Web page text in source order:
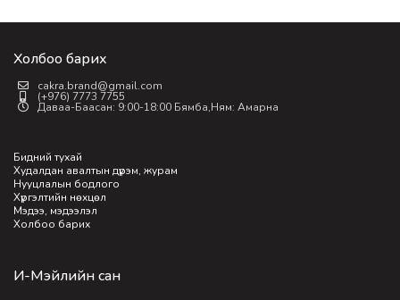
Холбоо барих
cakra.brand@gmail.com
(+976) 7773 7755
Даваа-Баасан: 9:00-18:00 Бямба,Ням: Амарна
Бидний тухай
Худалдан авалтын дүрэм, журам
Нууцлалын бодлого
Хүргэлтийн нөхцөл
Мэдээ, мэдээлэл
Холбоо барих
И-Мэйлийн сан